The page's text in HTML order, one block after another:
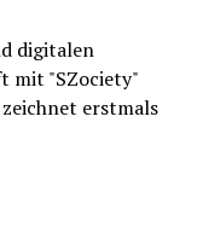
digitalen
mit "SZociety"
erstmals